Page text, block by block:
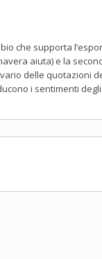
che supporta
aiuta) e la
delle quotazioni
i sentimenti